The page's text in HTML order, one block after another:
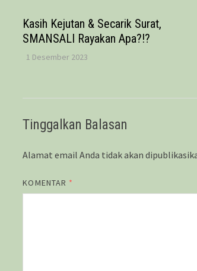
Kasih Kejutan & Secarik Surat,
SMANSALI Rayakan Apa?!?
1 Desember 2023
Tinggalkan Balasan
Alamat email Anda tidak akan
KOMENTAR *